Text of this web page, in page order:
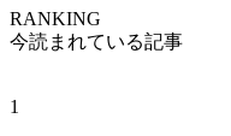
RANKING
今読まれている記事
1